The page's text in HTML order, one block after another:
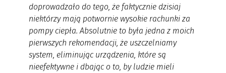
doprowadzało do tego, że faktycznie dzisiaj
niektórzy mają potwornie wysokie rachunki za
pompy ciepła. Absolutnie to była jedna z moich
pierwszych rekomendacji, że uszczelniamy
system, eliminując urządzenia, które są
nieefektywne i dbając o to, by ludzie mieli